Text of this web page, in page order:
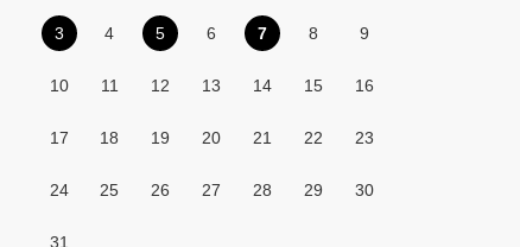
3 4 5 6 7 8 9
10 11 12 13 14 15 16
17 18 19 20 21 22 23
24 25 26 27 28 29 30
31